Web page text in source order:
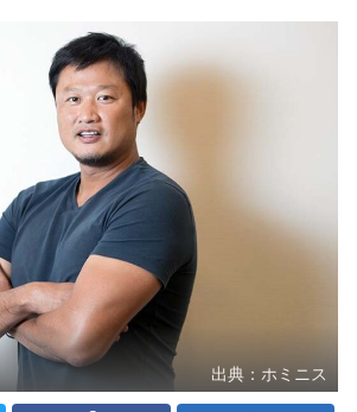
出典：ホミニス